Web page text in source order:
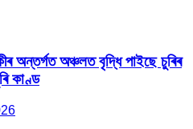
অন্তৰ্গত অঞ্চলত বৃদ্ধি পাইছে চুৰিৰ
কাণ্ড